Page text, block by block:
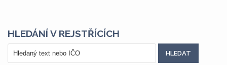
HLEDÁNÍ V REJSTŘÍCÍCH